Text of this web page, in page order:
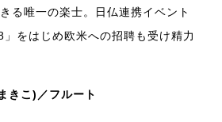
る唯一の楽士。日仏連携イベント
」をはじめ欧米への招聘も受け精力
きこ)／フルート